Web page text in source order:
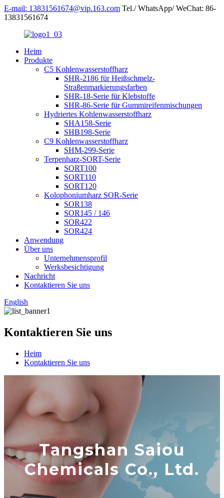
E-mail: 13831561674@vip.163.com Tel./ WhatsApp/ WeChat: 86-
13831561674
Heim
Produkte
C5 Kohlenwasserstoffharz
SHR-2186 für Heißschmelz-
Straßenmarkierungsfarben
SHR-18-Serie für Klebstoffe
SHR-86-Serie für Gummireifenmischungen
Hydriertes Kohlenwasserstoffharz
SHA158-Serie
SHB198-Serie
C9 Kohlenwasserstoffharz
SHM-299-Serie
Terpenharz-SORT-Serie
SORT100
SORT110
SORT120
Kolophoniumharz SOR-Serie
SOR138
SOR145 / 146
SOR422
SOR424
Anwendung
Über uns
Unternehmensprofil
Werksbesichtigung
Nachricht
Kontaktieren Sie uns
English
Kontaktieren Sie uns
Heim
Kontaktieren Sie uns
Tangshan Saiou
Chemicals Co., Ltd.